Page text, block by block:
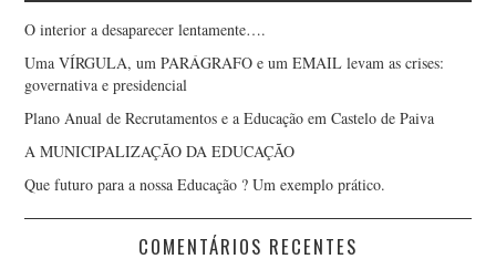
O interior a desaparecer lentamente….
Uma VÍRGULA, um PARÁGRAFO e um EMAIL levam as crises:
governativa e presidencial
Plano Anual de Recrutamentos e a Educação em Castelo de Paiva
A MUNICIPALIZAÇÃO DA EDUCAÇÃO
Que futuro para a nossa Educação ? Um exemplo prático.
COMENTÁRIOS RECENTES